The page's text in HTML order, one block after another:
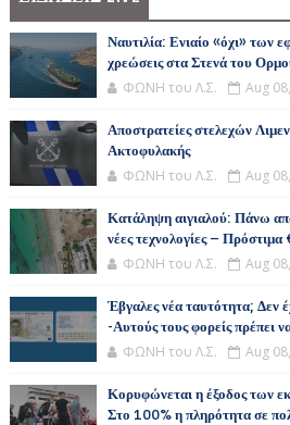
Ναυτιλία: Ενιαίο «όχι» των
χρεώσεις στα Στενά του
ΦΩΝΗ του Λ.Σ. Aug
Αποστρατείες στελεχών
Ακτοφυλακής
ΦΩΝΗ του Λ.Σ. Aug
Κατάληψη αιγιαλού: Πάνω
νέες τεχνολογίες –
ΦΩΝΗ του Λ.Σ. Aug
Έβγαλες νέα ταυτότητα; Δεν
-Αυτούς τους φορείς πρέπει
ΦΩΝΗ του Λ.Σ. Aug
Κορυφώνεται η έξοδος των
Στο 100% η πληρότητα σε